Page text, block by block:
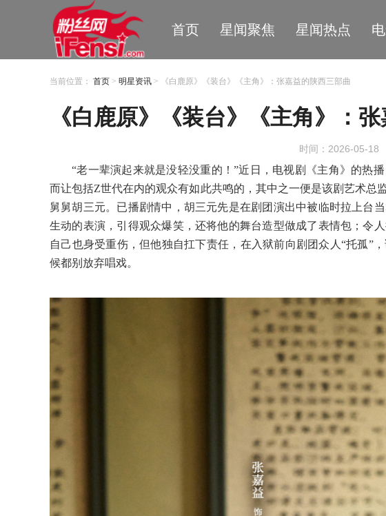
首页 星闻聚焦 星闻热点
当前位置： 首页 > 明星资讯 > 《白鹿原》《装台》《主角》：张嘉益的陕西三部曲
《白鹿原》《装台》《主角》：
时间：2026-05-18
“老一辈演起来就是没轻没重的！”近日，电视剧《主角》的热
而让包括Z世代在内的观众有如此共鸣的，其中之一便是该剧艺术总
舅舅胡三元。已播剧情中，胡三元先是在剧团演出中被临时拉上台
生动的表演，引得观众爆笑，还将他的舞台造型做成了表情包；令
自己也身受重伤，但他独自扛下责任，在入狱前向剧团众人 “托孤”
候都别放弃唱戏。